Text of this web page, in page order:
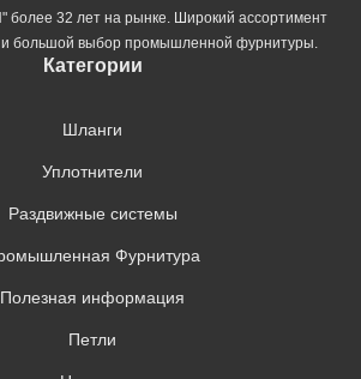
32 лет на рынке. Широкий ассортимент
большой выбор промышленной фурнитуры.
Категории
Шланги
Уплотнители
Раздвижные системы
Фурнитура
Полезная информация
Петли